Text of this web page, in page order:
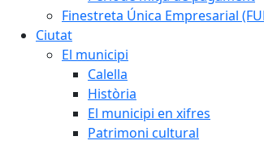
Finestreta Única Empresarial
Ciutat
El municipi
Calella
Història
El municipi en xifres
Patrimoni cultural